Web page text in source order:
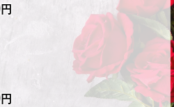
円
円